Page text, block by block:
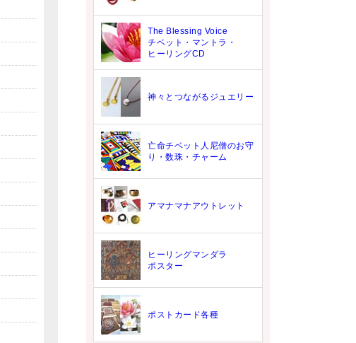
The Blessing Voice
チベット・マントラ・
ヒーリングCD
神々とつながるジュエリー
亡命チベット人尼僧のお守
り・数珠・チャーム
アマナマナアウトレット
ヒーリングマンダラ
ポスター
ポストカード各種